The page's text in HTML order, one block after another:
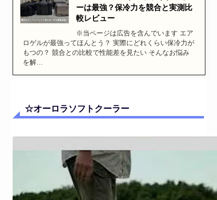
ーは最強？保冷力を競合と実測比
較レビュー
※当ページは広告を含んでいます エア
ロゲルが最強ってほんとう？ 実際にどれくらい保冷力が
もつの？ 競合との比較で性能差を見たい そんなお悩み
を解…
☆オーロラソフトクーラー